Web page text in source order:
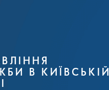
В КИЇВСЬКІЙ